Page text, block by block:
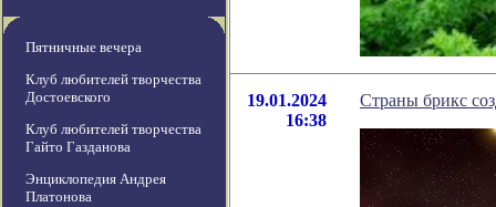
Пятничные вечера
Клуб любителей творчества
Достоевского
Клуб любителей творчества
Гайто Газданова
Энциклопедия Андрея
Платонова
19.01.2024
16:38
Страны брикс